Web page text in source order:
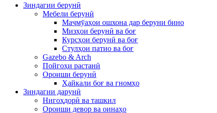
Зиндагии берунӣ
Мебели берунӣ
Маҷмӯаҳои ошхона дар беруни бино
Мизҳои берунӣ ва боғ
Курсҳои берунӣ ва боғ
Стулҳои патио ва боғ
Gazebo & Arch
Пойгоҳи растанӣ
Ороиши берунӣ
Ҳайкали боғ ва гномҳо
Зиндагии дарунӣ
Нигоҳдорӣ ва ташкил
Ороиши девор ва оинаҳо